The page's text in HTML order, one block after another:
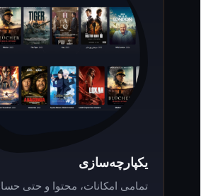
یکپارچه‌سازی
تمامی امکانات، محتوا و حتی حساب کاربری